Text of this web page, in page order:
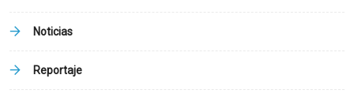
Noticias
Reportaje